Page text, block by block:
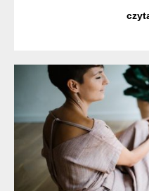
środowiska,